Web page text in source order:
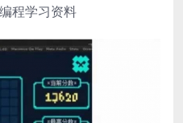
程学习资料